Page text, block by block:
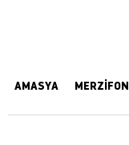
AMASYA MERZİFON